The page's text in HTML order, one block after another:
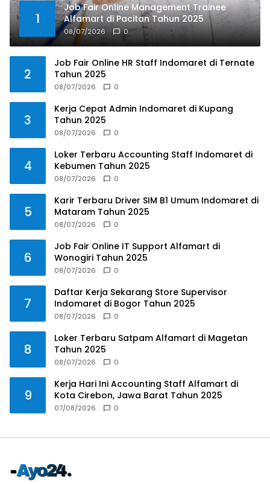
1
Job Fair Online Management Trainee
Alfamart di Pacitan Tahun 2025
08/07/2026 0
2
Job Fair Online HR Staff Indomaret di Ternate
Tahun 2025
08/07/2026 0
3
Kerja Cepat Admin Indomaret di Kupang
Tahun 2025
08/07/2026 0
4
Loker Terbaru Accounting Staff Indomaret di
Kebumen Tahun 2025
08/07/2026 0
5
Karir Terbaru Driver SIM B1 Umum Indomaret di
Mataram Tahun 2025
08/07/2026 0
6
Job Fair Online IT Support Alfamart di
Wonogiri Tahun 2025
08/07/2026 0
7
Daftar Kerja Sekarang Store Supervisor
Indomaret di Bogor Tahun 2025
08/07/2026 0
8
Loker Terbaru Satpam Alfamart di Magetan
Tahun 2025
08/07/2026 0
9
Kerja Hari Ini Accounting Staff Alfamart di
Kota Cirebon, Jawa Barat Tahun 2025
07/08/2026 0